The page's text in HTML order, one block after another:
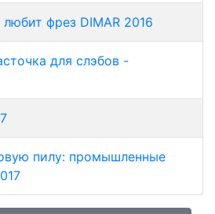
фрез DIMAR 2016
для слэбов -
пилу: промышленные